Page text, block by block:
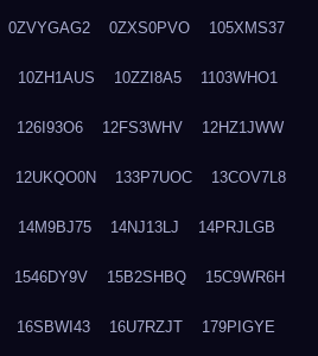
0ZVYGAG2 0ZXS0PVO 105XMS37
10ZH1AUS 10ZZI8A5 1103WHO1
126I93O6 12FS3WHV 12HZ1JWW
12UKQO0N 133P7UOC 13COV7L8
14M9BJ75 14NJ13LJ 14PRJLGB
1546DY9V 15B2SHBQ 15C9WR6H
16SBWI43 16U7RZJT 179PIGYE